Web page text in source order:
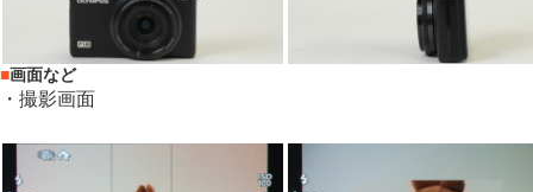
■画面など
・撮影画面